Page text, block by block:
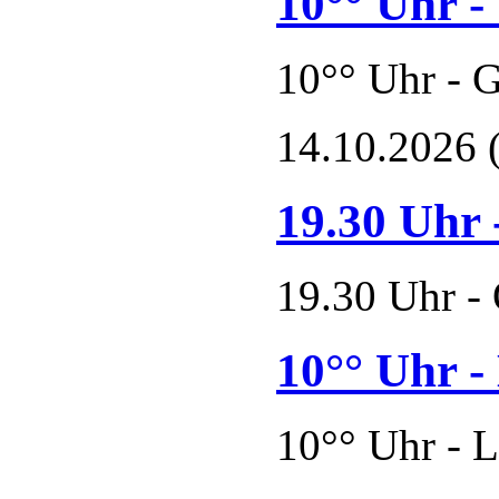
10°° Uhr -
14.10.2026
19.30 Uhr
19.30 Uhr -
10°° Uhr
10°° Uhr -